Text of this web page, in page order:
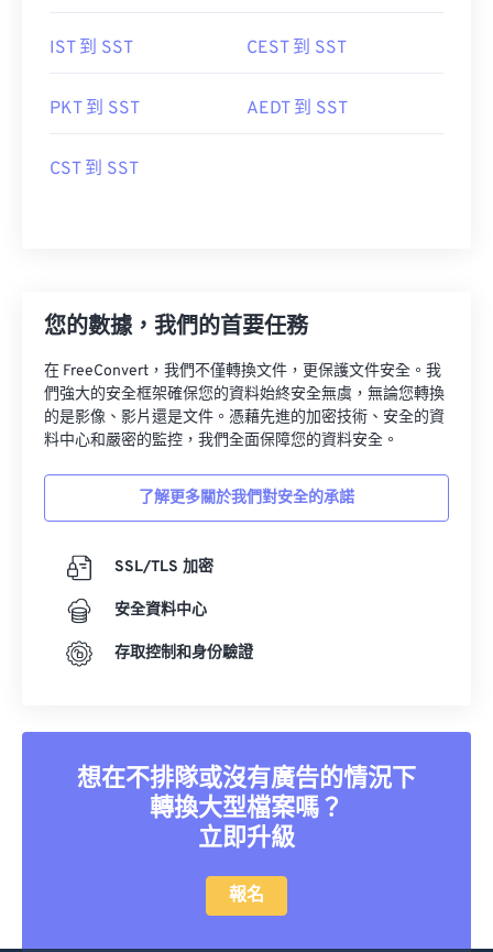
IST 到 SST CEST 到 SST
PKT 到 SST AEDT 到 SST
CST 到 SST
您的數據，我們的首要任務
在 FreeConvert，我們不僅轉換文件，更保護文件安全。我
們強大的安全框架確保您的資料始終安全無虞，無論您轉換
的是影像、影片還是文件。憑藉先進的加密技術、安全的資
料中心和嚴密的監控，我們全面保障您的資料安全。
了解更多關於我們對安全的承諾
SSL/TLS 加密
安全資料中心
存取控制和身份驗證
想在不排隊或沒有廣告的情況下
轉換大型檔案嗎？
立即升級
報名